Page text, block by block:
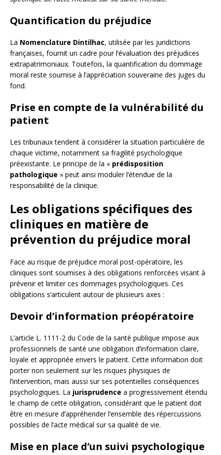
Quantification du préjudice
La Nomenclature Dintilhac, utilisée par les juridictions
françaises, fournit un cadre pour l’évaluation des préjudices
extrapatrimoniaux. Toutefois, la quantification du dommage
moral reste soumise à l’appréciation souveraine des juges du
fond.
Prise en compte de la vulnérabilité du
patient
Les tribunaux tendent à considérer la situation particulière de
chaque victime, notamment sa fragilité psychologique
préexistante. Le principe de la « prédisposition
pathologique » peut ainsi moduler l’étendue de la
responsabilité de la clinique.
Les obligations spécifiques des
cliniques en matière de
prévention du préjudice moral
Face au risque de préjudice moral post-opératoire, les
cliniques sont soumises à des obligations renforcées visant à
prévenir et limiter ces dommages psychologiques. Ces
obligations s’articulent autour de plusieurs axes :
Devoir d’information préopératoire
L’article L. 1111-2 du Code de la santé publique impose aux
professionnels de santé une obligation d’information claire,
loyale et appropriée envers le patient. Cette information doit
porter non seulement sur les risques physiques de
l’intervention, mais aussi sur ses potentielles conséquences
psychologiques. La jurisprudence a progressivement étendu
le champ de cette obligation, considérant que le patient doit
être en mesure d’appréhender l’ensemble des répercussions
possibles de l’acte médical sur sa qualité de vie.
Mise en place d’un suivi psychologique